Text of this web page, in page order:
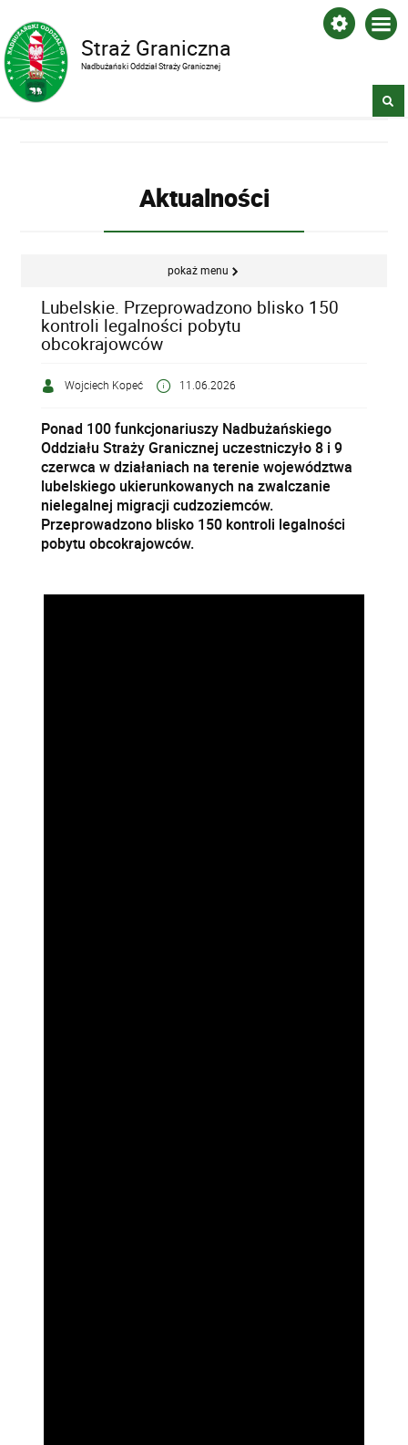
Straż Graniczna
Nadbużański Oddział Straży Granicznej
Aktualności
pokaż menu
Lubelskie. Przeprowadzono blisko 150
kontroli legalności pobytu
obcokrajowców
Wojciech Kopeć 11.06.2026
Ponad 100 funkcjonariuszy Nadbużańskiego
Oddziału Straży Granicznej uczestniczyło 8 i 9
czerwca w działaniach na terenie województwa
lubelskiego ukierunkowanych na zwalczanie
nielegalnej migracji cudzoziemców.
Przeprowadzono blisko 150 kontroli legalności
pobytu obcokrajowców.